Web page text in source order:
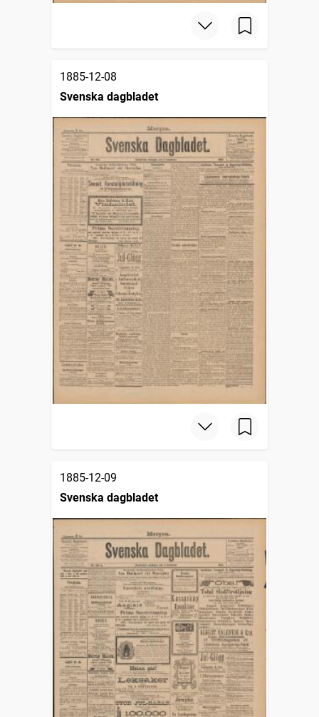
1885-12-08
Svenska dagbladet
1885-12-09
Svenska dagbladet